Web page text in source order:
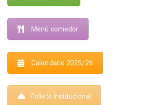
Menú comedor
Calendario 2025/26
Folleto Institucional